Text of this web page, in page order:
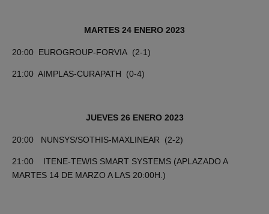
MARTES 24 ENERO 2023
20:00 EUROGROUP-FORVIA (2-1)
21:00 AIMPLAS-CURAPATH (0-4)
JUEVES 26 ENERO 2023
20:00 NUNSYS/SOTHIS-MAXLINEAR (2-2)
21:00 ITENE-TEWIS SMART SYSTEMS (APLAZADO A
MARTES 14 DE MARZO A LAS 20:00H.)